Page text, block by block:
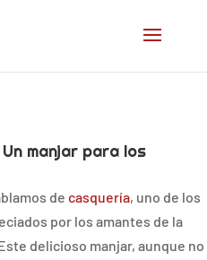
manjar para los
de casquería, uno de los
por los amantes de la
delicioso manjar, aunque no